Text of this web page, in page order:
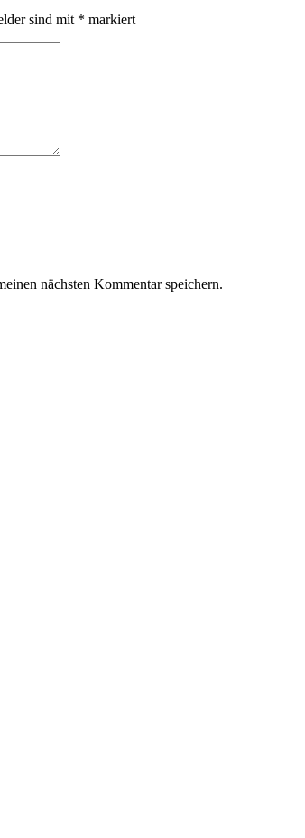
sind mit * markiert
nächsten Kommentar speichern.